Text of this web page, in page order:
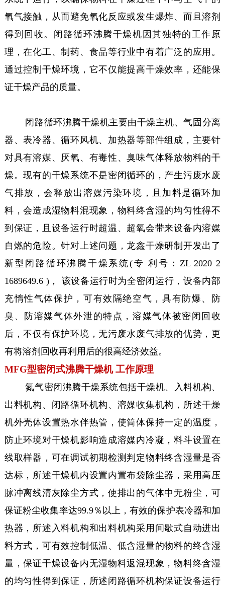
氧气接触，从而避免氧化反应或发生爆炸、而且溶剂
得到回收。闭路循环沸腾干燥机因其独特的工作原
理，在化工、制药、食品等行业中有着广泛的应用。
通过控制干燥环境，它不仅能提高干燥效率，还能保
证干燥产品的质量。
闭路循环沸腾干燥机主要由干燥主机、气固分离
器、表冷器、循环风机、加热器等部件组成，主要针
对具有溶媒、厌氧、有毒性、臭味气体释放物料的干
燥。现有的干燥系统不是密闭循环的，产生污废水废
气排放，会释放出溶媒污染环境，且加料是循环加
料，会造成湿物料混现象，物料终含湿的均匀性得不
到保证，且设备运行时超温、超氧会带来设备内溶媒
自燃的危险。针对上述问题，龙鑫干燥研制开发出了
新型闭路循环沸腾干燥系统(专 利号：ZL 2020 2
1689649.6 )， 该设备运行时为全密闭运行，设备内部
充惰性气体保护，可有效隔绝空气，具有防爆、防
臭、防溶媒气体外泄的特点，溶媒气体被密闭回收
后，不仅有保护环境，无污废水废气排放的优势，更
有将溶剂回收再利用后的很高经济效益。
MFG型密闭式沸腾干燥机 工作原理
氮气密闭沸腾干燥系统包括干燥机、入料机构、
出料机构、闭路循环机构、溶媒收集机构，所述干燥
机外壳体设置热水伴热管，使筒体保持一定的温度，
防止环境对干燥机影响造成溶媒内冷凝，料斗设置在
线取样器，可在调试初期检测判定物料终含湿量是否
达标，所述干燥机内设置内置布袋除尘器，采用高压
脉冲离线清灰除尘方式，使排出的气体中无粉尘，可
保证粉尘收集率达99.9％以上，有效的保护表冷器和加
热器，所述入料机构和出料机构采用间歇式自动进出
料方式，可有效控制低温、低含湿量的物料的终含湿
量，保证干燥设备内无湿物料返混现象，物料终含湿
的均匀性得到保证，所述闭路循环机构保证设备运行